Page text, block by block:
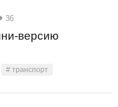
36
версию
# транспорт